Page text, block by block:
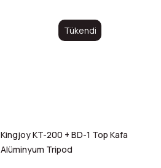
Tükendi
Kingjoy KT-200 + BD-1 Top Kafa
Alüminyum Tripod